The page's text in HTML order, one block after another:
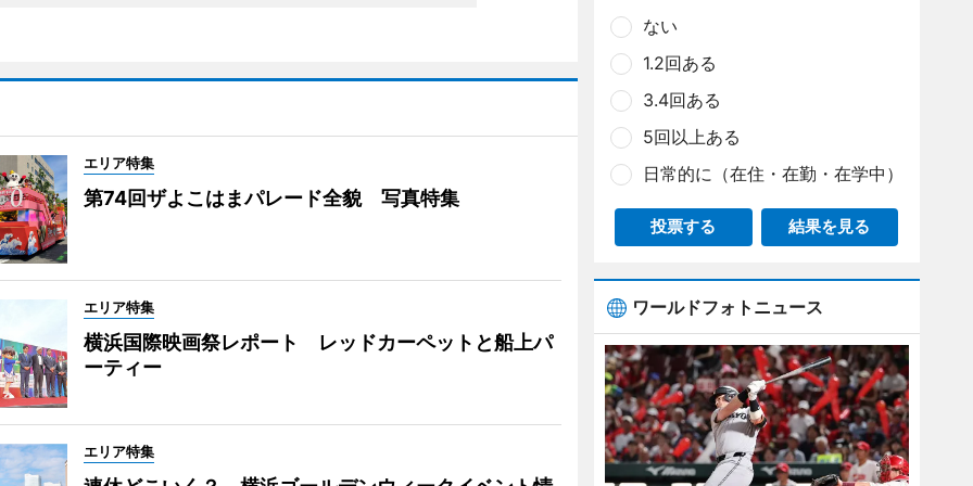
エリア特集
第74回ザよこはまパレード全貌 写真特集
エリア特集
横浜国際映画祭レポート レッドカーペットと船上パ
ーティー
エリア特集
ない
1.2回ある
3.4回ある
5回以上ある
日常的に（在住・在勤・在学中）
投票する 結果を見る
ワールドフォトニュース